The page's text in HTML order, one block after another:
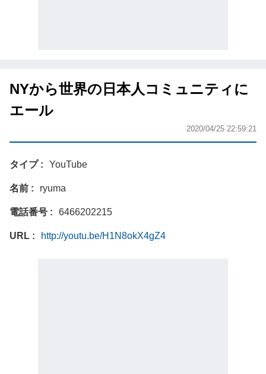
NYから世界の日本人コミュニティに
エール
2020/04/25 22:59:21
タイプ YouTube
名前 ryuma
電話番号 6466202215
URL http://youtu.be/H1N8okX4gZ4